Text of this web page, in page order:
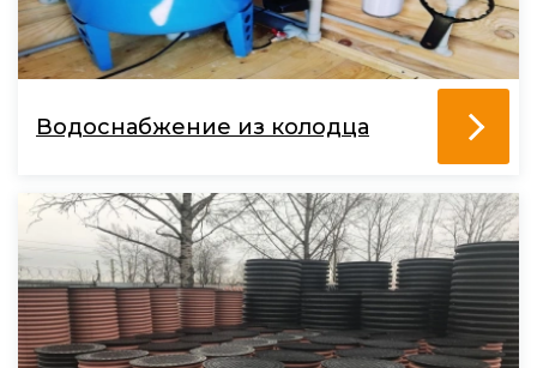
Водоснабжение из колодца